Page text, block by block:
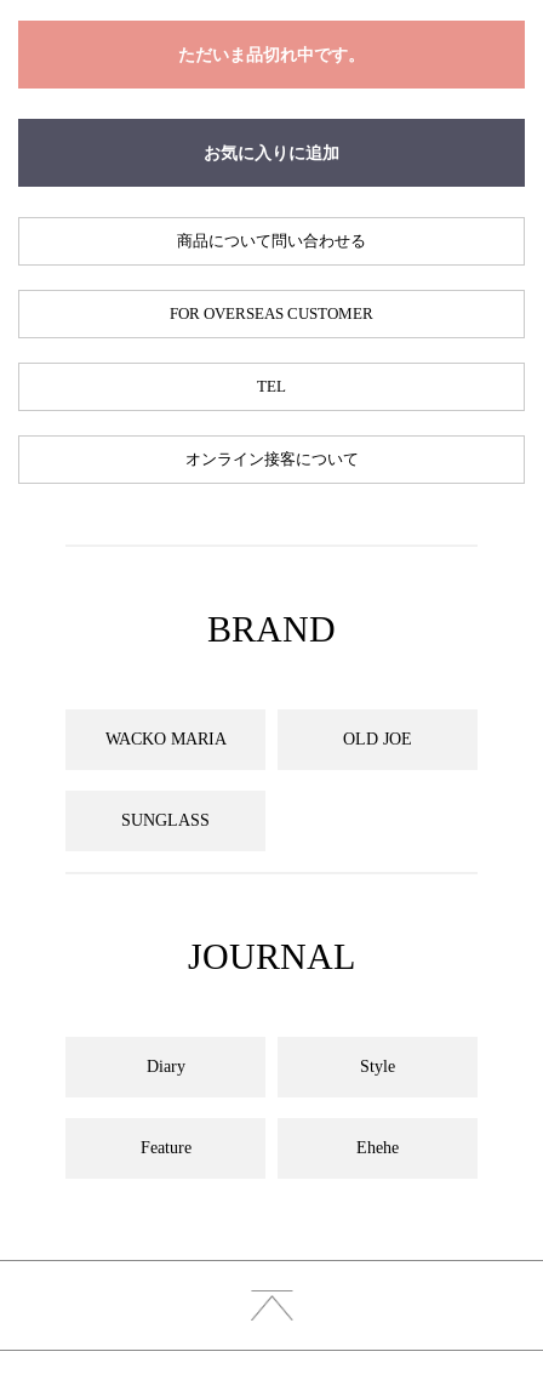
ただいま品切れ中です。
お気に入りに追加
商品について問い合わせる
FOR OVERSEAS CUSTOMER
TEL
オンライン接客について
BRAND
WACKO MARIA OLD JOE
SUNGLASS
JOURNAL
Diary Style
Feature Ehehe